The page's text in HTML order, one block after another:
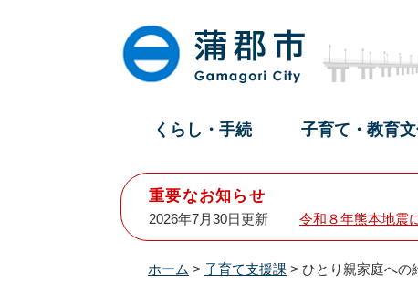
くらし・手続 子育て・教育
重要なお知らせ
2026年7月30日更新 令和８年熊本地震
ホーム > 子育て支援課 > ひとり親家庭への